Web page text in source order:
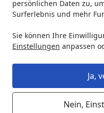
persönlichen Daten zu,
Surferlebnis und mehr
Sie können Ihre
Einstellungen anpassen
Ja,
Nein,
trunk (46162)